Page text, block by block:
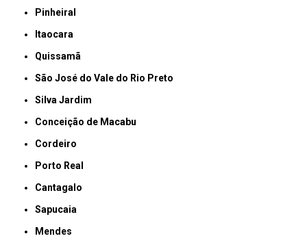
Pinheiral
Itaocara
Quissamã
São José do Vale do Rio Preto
Silva Jardim
Conceição de Macabu
Cordeiro
Porto Real
Cantagalo
Sapucaia
Mendes